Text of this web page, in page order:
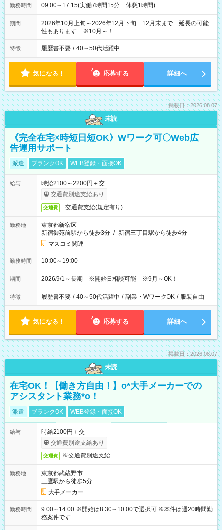
勤務時間 09:00～17:15(実働7時間15分 休憩1時間)
期間
2026年10月上旬～2026年12月下旬 12月末まで 延長の可能
性もあります ※10月～！
特徴 履歴書不要 / 40～50代活躍中
気になる！ 応募する 詳細へ
掲載日：2026.08.07
未読
《完全在宅×時短日短OK》Wワーク可〇Web広
告運用サポート
派遣 ブランクOK WEB登録・面接OK
給与
時給2100～2200円＋交
交通費別途支給あり
交通費 交通費支給(規定有り)
勤務地
東京都新宿区
新宿御苑前駅から徒歩3分 / 新宿三丁目駅から徒歩4分
マスコミ関連
勤務時間 10:00～19:00
期間 2026/9/1～長期 ※開始日相談可能 ※9月～OK！
特徴 履歴書不要 / 40～50代活躍中 / 副業・WワークOK / 服装自由
気になる！ 応募する 詳細へ
掲載日：2026.08.07
未読
在宅OK！【働き方自由！】o*大手メーカーでの
アシスタント業務*o！
派遣 ブランクOK WEB登録・面接OK
給与
時給2100円＋交
交通費別途支給あり
交通費 ※交通費別途支給
勤務地
東京都武蔵野市
三鷹駅から徒歩5分
大手メーカー
勤務時間
9:00～14:00 ※開始は8:30～10:00で選択可 ※本件は週20時間勤
務案件です